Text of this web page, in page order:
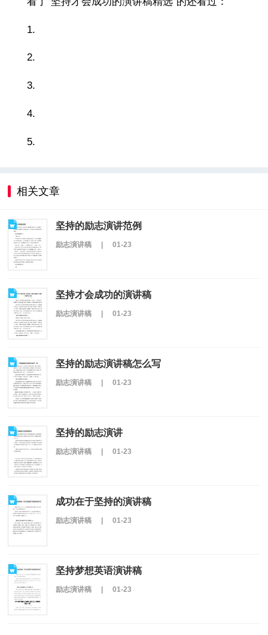
1.
2.
3.
4.
5.
相关文章
坚持的励志演讲范例
励志演讲稿 01-23
坚持才会成功的演讲稿
励志演讲稿 01-23
坚持的励志演讲稿怎么写
励志演讲稿 01-23
坚持的励志演讲
励志演讲稿 01-23
成功在于坚持的演讲稿
励志演讲稿 01-23
坚持梦想英语演讲稿
励志演讲稿 01-23